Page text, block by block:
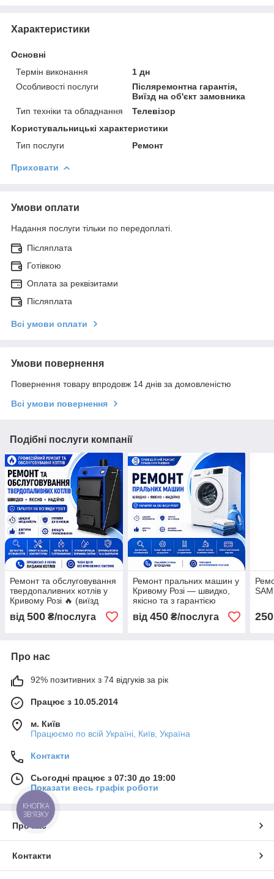
Характеристики
Основні
Термін виконання
1 дн
Особливості послуги
Післяремонтна гарантія,
Виїзд на об'єкт замовника
Тип техніки та обладнання
Телевізор
Користувальницькі характеристики
Тип послуги
Ремонт
Приховати
Умови оплати
Надання послуги тільки по передоплаті.
Післяплата
Готівкою
Оплата за реквізитами
Післяплата
Всі умови оплати
Умови повернення
Повернення товару впродовж 14 днів за домовленістю
Всі умови повернення
Подібні послуги компанії
Ремонт та обслуговування
твердопаливних котлів у
Кривому Розі 🔥 (виїзд
майстра, гарантія)
від 500 ₴/послуга
Ремонт пральних машин у
Кривому Розі — швидко,
якісно та з гарантією
від 450₴/послуга 250
Про нас
92% позитивних з 74 відгуків за рік
Працює з 10.05.2014
м. Київ
Працюємо по всій Україні, Київ, Україна
Контакти
Сьогодні працює з 07:30 до 19:00
Показати весь графік роботи
Про нас
Контакти
КНОПКА
ЗВ'ЯЗКУ